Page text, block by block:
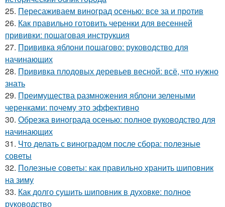
25. Пересаживаем виноград осенью: все за и против
26. Как правильно готовить черенки для весенней
прививки: пошаговая инструкция
27. Прививка яблони пошагово: руководство для
начинающих
28. Прививка плодовых деревьев весной: всё, что нужно
знать
29. Преимущества размножения яблони зелеными
черенками: почему это эффективно
30. Обрезка винограда осенью: полное руководство для
начинающих
31. Что делать с виноградом после сбора: полезные
советы
32. Полезные советы: как правильно хранить шиповник
на зиму
33. Как долго сушить шиповник в духовке: полное
руководство